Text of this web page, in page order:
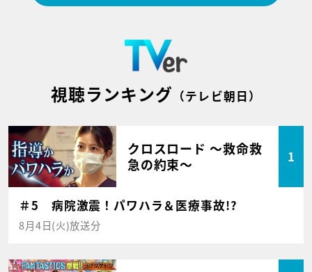
視聴ランキング （テレビ朝日）
クロスロード ～救命救
急の約束～
1
＃5 病院激震！パワハラ＆医療事故!?
8月4日(火)放送分